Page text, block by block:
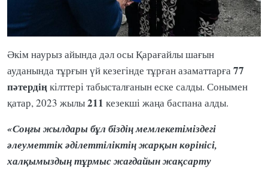
Әкім наурыз айында дәл осы Қарағайлы шағын
ауданында тұрғын үй кезегінде тұрған азаматтарға77
пәтердіңкілттері табысталғанын еске салды. Сонымен
қатар, 2023 жылы211 кезекші жаңа баспана алды.
«Соңғы жылдары бұл біздің мемлекетіміздегі
әлеуметтік әділеттіліктің жарқын көрінісі,
халқымыздың тұрмыс жағдайын жақсарту